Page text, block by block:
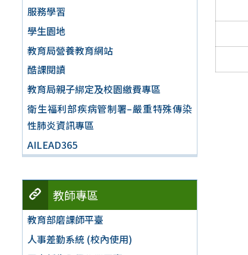
服務學習
學生園地
教育局營養教育網站
酷課閱讀
教育局親子綁定及校園繳費專區
衛生福利部疾病管制署–嚴重特殊傳染
性肺炎資訊專區
AILEAD365
教師專區
教育部磨課師平臺
人事差勤系統 (校內使用)